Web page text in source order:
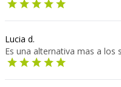
Lucia d.
Es una alternativa mas a los